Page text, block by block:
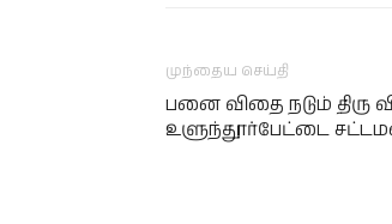
முந்தைய செய்தி
பனை விதை நடும் திரு
உளுந்தூர்பேட்டை